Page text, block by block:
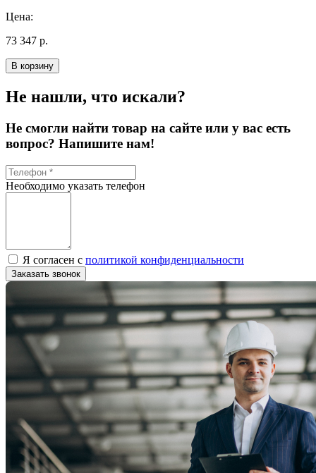
Цена:
73 347 р.
В корзину
Не нашли, что искали?
Не смогли найти товар на сайте или у вас есть
вопрос? Напишите нам!
Необходимо указать телефон
Я согласен с политикой конфиденциальности
Заказать звонок